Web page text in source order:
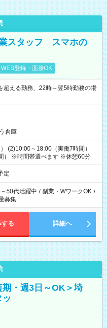
業スタッフ スマホの
WEB登録・面接OK
える勤務、22時～翌5時勤務の場
倉庫
(2)10:00～18:00（実働7時間）
） ※時間帯選べます ※休憩60分
定
50代活躍中 / 副業・WワークOK /
募集
する 詳細へ
期・週3日～OK＞埼